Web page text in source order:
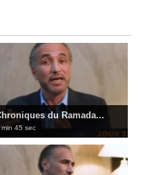
du Ramada...
min 45 sec